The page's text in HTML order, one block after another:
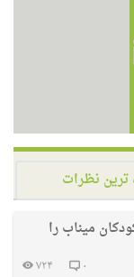
ترین نظرات
میناب را
۰
۷۲۴